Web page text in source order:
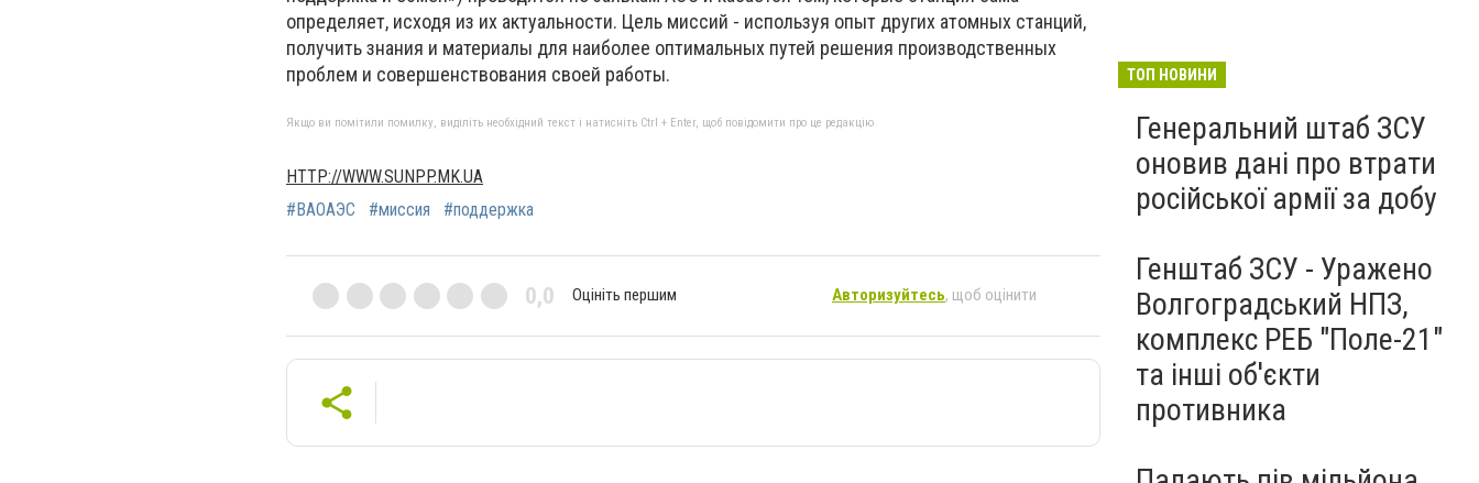
определяет, исходя из их актуальности. Цель миссий - используя опыт других атомных станций,
получить знания и материалы для наиболее оптимальных путей решения производственных
проблем и совершенствования своей работы.
Якщо ви помітили помилку, виділіть необхідний текст і натисніть Ctrl + Enter, щоб повідомити про це редакцію
HTTP://WWW.SUNPP.MK.UA
#ВАОАЭС
#миссия #поддержка
0,0 Оцініть першим Авторизуйтесь, щоб оцінити
ТОП НОВИНИ
Генеральний штаб ЗСУ
оновив дані про втрати
російської армії за добу
Генштаб ЗСУ - Уражено
Волгоградський НПЗ,
комплекс РЕБ "Поле-21"
та інші об'єкти
противника